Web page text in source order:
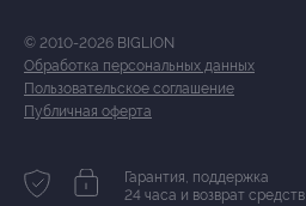
© 2010-2026 BIGLION
Обработка персональных данных
Пользовательское соглашение
Публичная оферта
Гарантия, поддержка
24 часа и возврат средств